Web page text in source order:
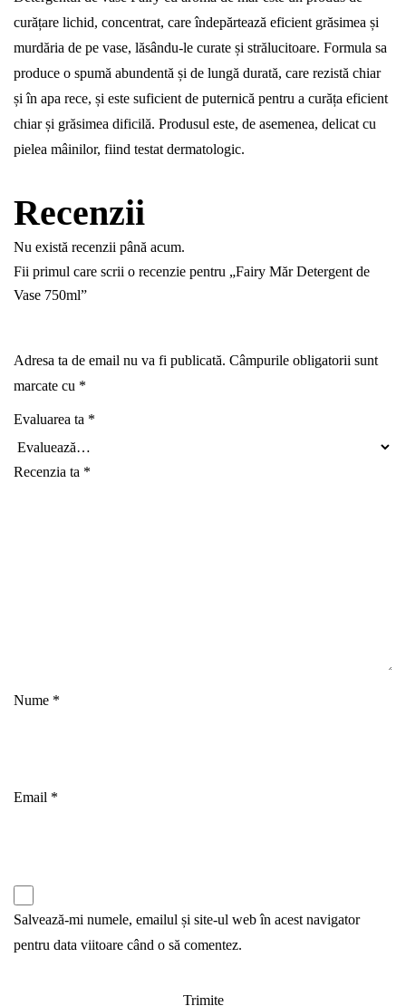
curățare lichid, concentrat, care îndepărtează eficient grăsimea și
murdăria de pe vase, lăsându-le curate și strălucitoare. Formula sa
produce o spumă abundentă și de lungă durată, care rezistă chiar
și în apa rece, și este suficient de puternică pentru a curăța eficient
chiar și grăsimea dificilă. Produsul este, de asemenea, delicat cu
pielea mâinilor, fiind testat dermatologic.
Recenzii
Nu există recenzii până acum.
Fii primul care scrii o recenzie pentru „Fairy Măr Detergent de
Vase 750ml”
Adresa ta de email nu va fi publicată. Câmpurile obligatorii sunt
marcate cu *
Evaluarea ta *
Recenzia ta *
Nume *
Email *
Salvează-mi numele, emailul și site-ul web în acest navigator
pentru data viitoare când o să comentez.